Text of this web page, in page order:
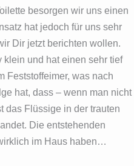
besorgen wir uns einen
hat jedoch für uns sehr
Dir jetzt berichten wollen.
klein und hat einen sehr tief
Feststoffeimer, was nach
hat, dass – wenn man nicht
das Flüssige in der trauten
Die entstehenden
im Haus haben…